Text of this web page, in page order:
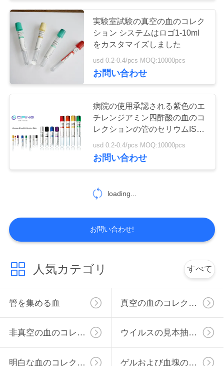
を
要
求
な
い
PRIVACY
POLICY
PTの管
ブドウ糖の血の管
リチウム ヘパリン
の管
49
実験室試験の真空の血のコレク
ション システムはロゴ1-10ml
をカスタマイズしました
usd 0.2-0.4/pcs MOQ:10000pcs
お問い合わせ
病院の使用承認される紫色のエ
チレンジアミン四酢酸の血のコ
レクションの管のセリウムISO
13485
usd 0.2-0.4/pcs MOQ:10000pcs
お問い合わせ
loading...
お問い合わせ!
人気カテゴリ すべて
管を集める血 真空の血のコレクションの管
非真空の血のコレクションの管 ウイルスの見本抽出管
明白な血のコレクションの管 ゲルおよび血塊の活性剤の管